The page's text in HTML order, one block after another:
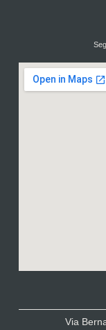
Via